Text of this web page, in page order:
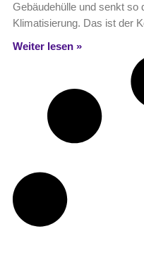
Gebäudehülle und senkt so
Klimatisierung. Das ist der
Weiter lesen »